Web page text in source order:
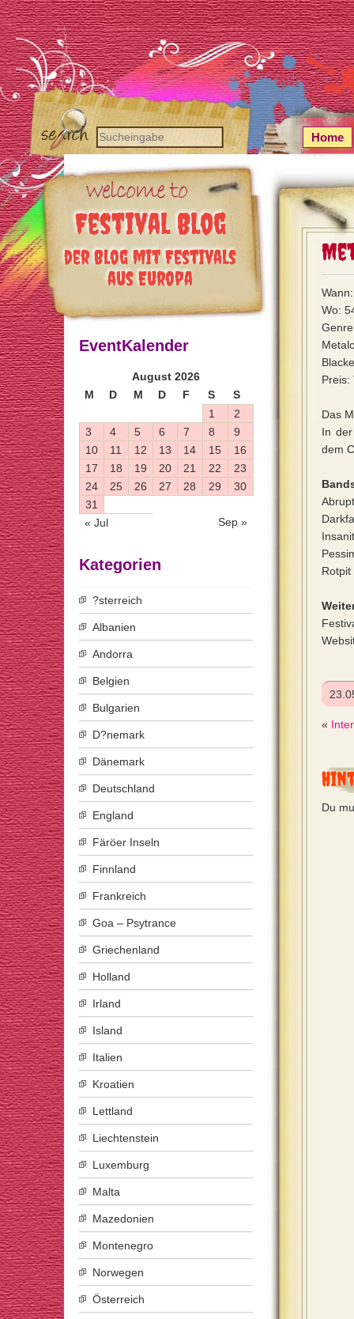
Festival Blog
der Blog mit Festivals
aus Europa
Home
Wo:
Preis:
Das
In
dem
Rotpit
«
Du
EventKalender
August 2026
M
D M D F S S
« Jul Sep »
1
2
3
4 5 6 7 8
9
10
11 12 13 14 15
16
17
18 19 20 21 22
23
24
25 26 27 28 29
30
31
Kategorien
?sterreich
Albanien
Andorra
Belgien
Bulgarien
D?nemark
Dänemark
Deutschland
England
Färöer Inseln
Finnland
Frankreich
Goa – Psytrance
Griechenland
Holland
Irland
Island
Italien
Kroatien
Lettland
Liechtenstein
Luxemburg
Malta
Mazedonien
Montenegro
Norwegen
Österreich